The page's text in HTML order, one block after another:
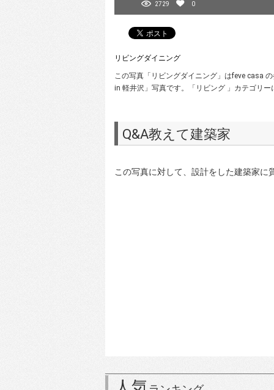
2729 0
リビングダイニング
この写真「リビングダイニング」はfeve casa
in 軽井沢」写真です。「リビング 」カテゴリー
Q&A教えて建築家
この写真に対して、設計をした建築家に